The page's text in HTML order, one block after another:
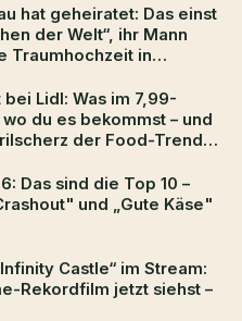
hat geheiratet: Das einst
der Welt“, ihr Mann
Traumhochzeit in
Lidl: Was im 7,99-
du es bekommst – und
der Food-Trend
Das sind die Top 10 –
und „Gute Käse"
Castle“ im Stream:
Rekordfilm jetzt siehst –